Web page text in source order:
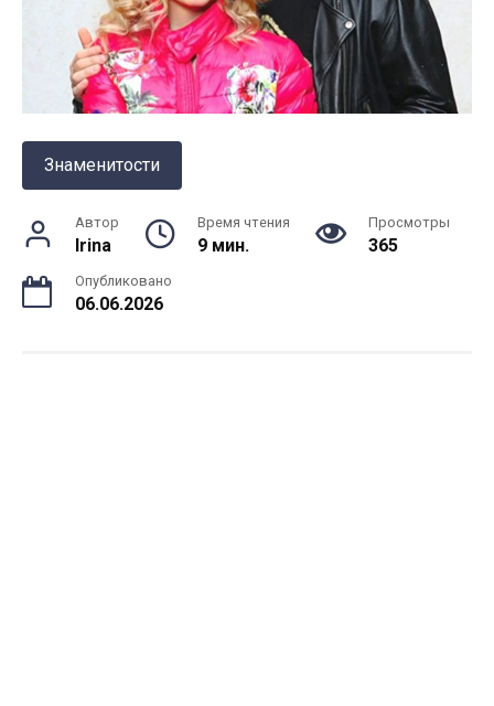
Знаменитости
Автор
Irina
Время чтения
9 мин.
Просмотры
365
Опубликовано
06.06.2026